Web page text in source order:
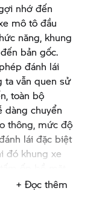
nhớ đến
mô tô đầu
năng, khung
bản gốc.
đánh lái
ta vẫn quen sử
toàn bộ
dàng chuyển
thông, mức độ
lái đặc biệt
đó khung xe
bảo vệ trước
+ Đọc thêm